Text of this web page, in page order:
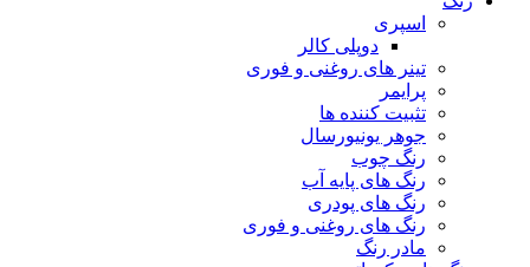
اسپری
دوپلی کالر
تینر های روغنی و فوری
پرایمر
تثبیت کننده ها
جوهر یونیورسال
رنگ چوب
رنگ‌ های پایه آب
رنگ های پودری
رنگ‌ های روغنی و فوری
مادر رنگ